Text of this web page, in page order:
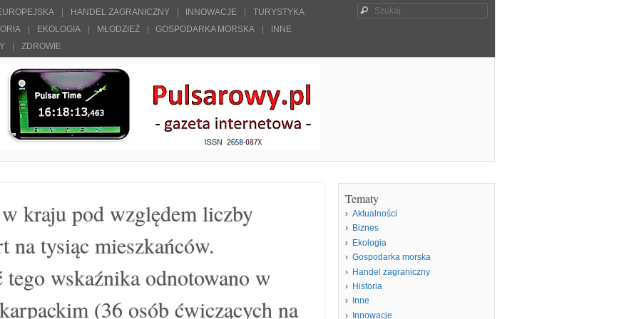
HANDEL ZAGRANICZNY INNOWACJE
TURYSTYKA
EKOLOGIA MŁODZIEŻ GOSPODARKA MORSKA
INNE
ZDROWIE
Szukaj
kraju pod względem liczby
na tysiąc mieszkańców.
wskaźnika odnotowano w
(36 osób ćwiczących na
Tematy
Aktualności
Biznes
Ekologia
Gospodarka morska
Handel zagraniczny
Historia
Inne
Innowacje